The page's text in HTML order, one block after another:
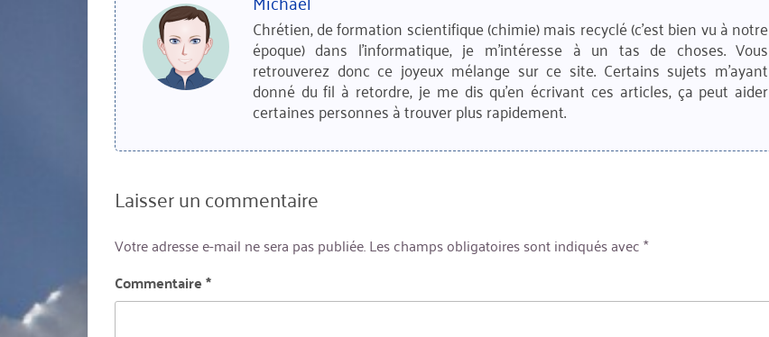
Chrétien, de formation scientifique (chimie) mais recyclé (c'est bien vu à notre
époque) dans l'informatique, je m'intéresse à un tas de choses. Vous
retrouverez donc ce joyeux mélange sur ce site. Certains sujets m'ayant
donné du fil à retordre, je me dis qu'en écrivant ces articles, ça peut aider
certaines personnes à trouver plus rapidement.
Laisser un commentaire
Votre adresse e-mail ne sera pas publiée.Les champs obligatoires sont indiqués avec*
Commentaire*